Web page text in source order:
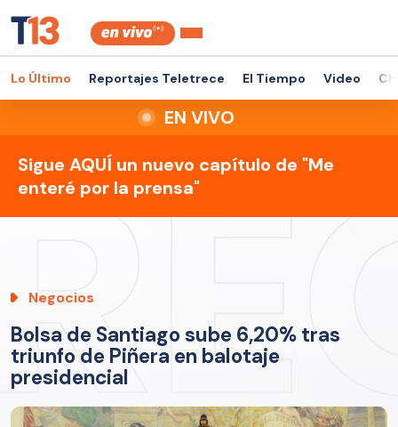
Lo Último Reportajes Teletrece El Tiempo Video
EN VIVO
Sigue AQUÍ un nuevo capítulo de "Me
enteré por la prensa"
Negocios
Bolsa de Santiago sube 6,20% tras
triunfo de Piñera en balotaje
presidencial